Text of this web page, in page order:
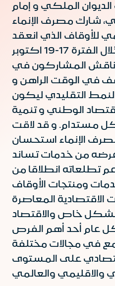
الملكي و إمام
شارك مصرف الإنماء
للأوقاف الذي انعقد
في مكة المكرمة خلال الفترة 17-19 اكتوبر
ناقش المشاركون في
في الوقت الراهن و
التقليدي ليكون
الوطني و تنمية
مستدام. و قد لاقت
الإنماء استحسان
عرضه من خدمات تساند
تطلعاته انطلاقا من
ومنتجات الأوقاف
المعاصرة
خاص والاقتصاد
عام أحد أهم الفرص
في مجالات مختلفة
على المستوى